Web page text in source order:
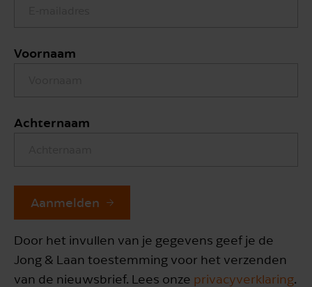
Voornaam
Achternaam
Aanmelden
Door het invullen van je gegevens geef je de
Jong & Laan toestemming voor het verzenden
van de nieuwsbrief. Lees onze privacyverklaring.